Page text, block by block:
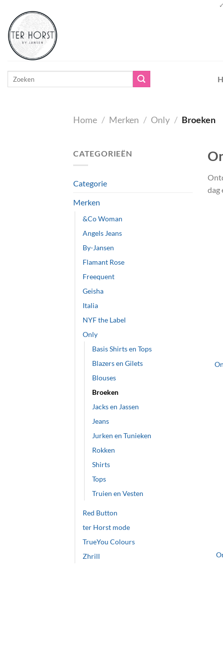
naar
inhoud
Zoeken
Home / Merken / Only / Broeken
CATEGORIEËN
Categorie
Merken
&Co Woman
Angels Jeans
By-Jansen
Flamant Rose
Freequent
Geisha
Italia
NYF the Label
Only
Basis Shirts en Tops
Blazers en Gilets
Blouses
Broeken
Jacks en Jassen
Jeans
Jurken en Tunieken
Rokken
Shirts
Tops
Truien en Vesten
Red Button
ter Horst mode
TrueYou Colours
Zhrill
dag